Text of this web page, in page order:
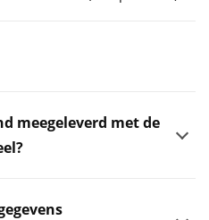
meegeleverd met de